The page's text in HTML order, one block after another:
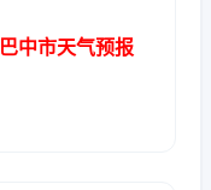
巴中市天气预报